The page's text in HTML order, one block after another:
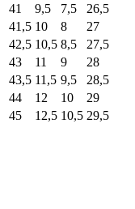
41
9,5 7,5
26,5
41,5 10 8
27
42,5 10,5 8,5
27,5
43
11 9
28
43,5 11,5 9,5
28,5
44
12 10
29
45
12,5 10,5 29,5